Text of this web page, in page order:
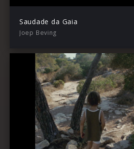
Saudade da Gaia
Joep Beving